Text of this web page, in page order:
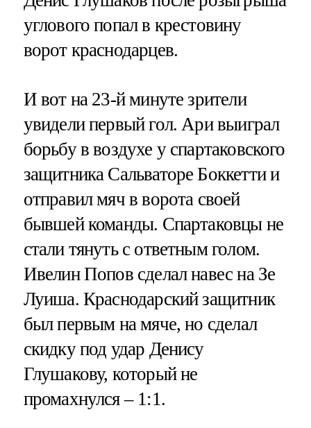
углового попал в крестовину
ворот краснодарцев.
И вот на 23-й минуте зрители
увидели первый гол. Ари выиграл
борьбу в воздухе у спартаковского
защитника Сальваторе Боккетти и
отправил мяч в ворота своей
бывшей команды. Спартаковцы не
стали тянуть с ответным голом.
Ивелин Попов сделал навес на Зе
Луиша. Краснодарский защитник
был первым на мяче, но сделал
скидку под удар Денису
Глушакову, который не
промахнулся – 1:1.